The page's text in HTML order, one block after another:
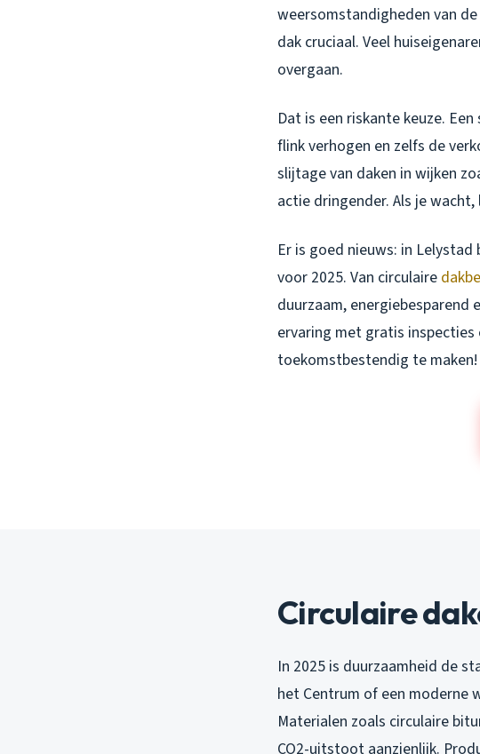
weersomstandigheden van
dak cruciaal. Veel
overgaan.
Dat is een riskante keuze.
flink verhogen en zelfs de
slijtage van daken in wijken
actie dringender. Als je
Er is goed nieuws: in Lelystad
voor 2025. Van circulaire
duurzaam, energiebesparend
ervaring met gratis inspecties
toekomstbestendig te maken!
Circulaire
In 2025 is duurzaamheid de
het Centrum of een moderne
Materialen zoals circulaire
CO2-uitstoot aanzienlijk.